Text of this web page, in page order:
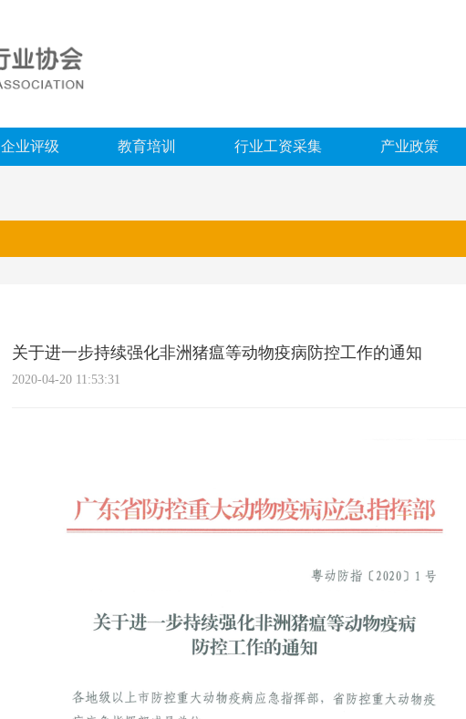
企业评级 教育培训 行业工资采集 产业政策
关于进一步持续强化非洲猪瘟等动物疫病防控工作的通知
2020-04-20 11:53:31